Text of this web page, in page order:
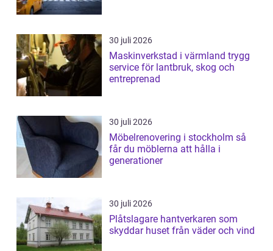
30 juli 2026
Maskinverkstad i värmland trygg
service för lantbruk, skog och
entreprenad
30 juli 2026
Möbelrenovering i stockholm så
får du möblerna att hålla i
generationer
30 juli 2026
Plåtslagare hantverkaren som
skyddar huset från väder och vind